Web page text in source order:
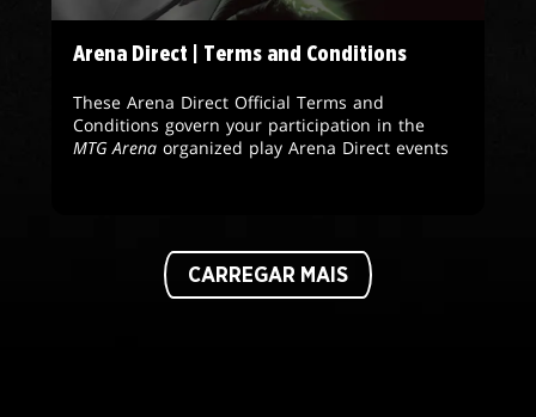
Arena Direct | Terms and Conditions
These Arena Direct Official Terms and
Conditions govern your participation in the
MTG Arena organized play Arena Direct events
CARREGAR MAIS